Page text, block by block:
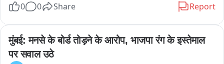
पीएचसी चंदेलीपुरा, पीएचसी औंड, शहरी आयुष्मान आरोग्य मंदिर मंडरायल,
संस्थाओं की व्यवस्थाओं का जायजा लिया गया। पीएचसी चंदेलीपुरा में
फार्मासिस्ट अनुपस्थित मिलीं, जबकि पीएचसी औंड में नर्सिंग ऑफिसर
अनुपस्थित पाए गए। यहां चिकित्सा अधिकारी के हस्ताक्षर कॉलम में डे ऑफ
0 0 Share Report
मुंबई: मनसे के बोर्ड तोड़ने के आरोप, भाजपा रंग के इस्तेमाल
पर सवाल उठे